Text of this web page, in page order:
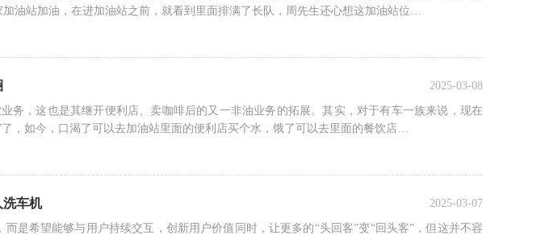
油站加油，在进加油站之前，就看到里面排满了长队，周先生还心想这加油站位…
2025-03-08
务，这也是其继开便利店、卖咖啡后的又一非油业务的拓展。其实，对于有车一族来说，现在
，如今，口渴了可以去加油站里面的便利店买个水，饿了可以去里面的餐饮店…
2025-03-07
洗车机
是希望能够与用户持续交互，创新用户价值同时，让更多的“头回客”变“回头客”，但这并不容